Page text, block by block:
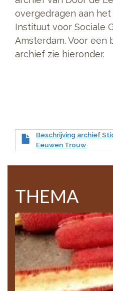
overgedragen aan
Instituut voor Sociale
Amsterdam. Voor een
archief zie hieronder.
Beschrijving archief
Eeuwen Trouw
THEMA